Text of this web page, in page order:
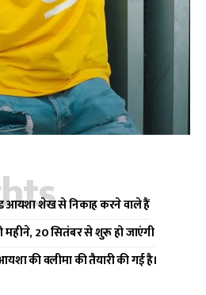
आयशा शेख से निकाह करने वाले हैं
महीने, 20 सितंबर से शुरू हो जाएंगी
की वलीमा की तैयारी की गई है।